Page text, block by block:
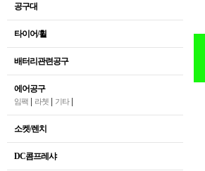
공구대
타이어/휠
배터리관련공구
에어공구
임팩 라쳇 기타|
소켓/렌치
DC콤프레샤